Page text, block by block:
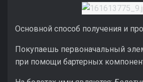
Основной способ получения и
Покупаешь первоначальный
при помощи бартерных